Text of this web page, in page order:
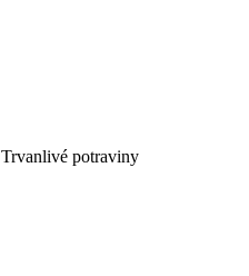
Trvanlivé potraviny